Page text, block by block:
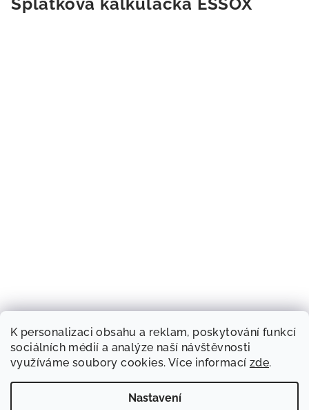
K personalizaci obsahu a reklam, poskytování funkcí
sociálních médií a analýze naší návštěvnosti
využíváme soubory cookies. Více informací zde.
Nastavení